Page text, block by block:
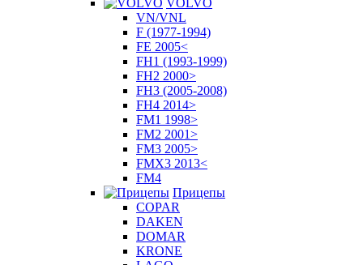
VOLVO
VN/VNL
F (1977-1994)
FE 2005<
FH1 (1993-1999)
FH2 2000>
FH3 (2005-2008)
FH4 2014>
FM1 1998>
FM2 2001>
FM3 2005>
FMX3 2013<
FM4
Прицепы
COPAR
DAKEN
DOMAR
KRONE